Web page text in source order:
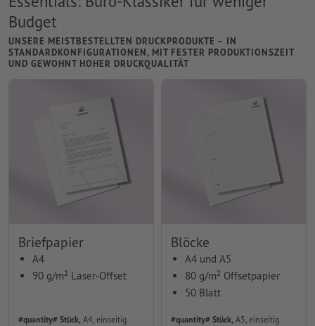
Budget
UNSERE MEISTBESTELLTEN DRUCKPRODUKTE – IN
STANDARDKONFIGURATIONEN, MIT FESTER PRODUKTIONSZEIT
UND GEWOHNT HOHER DRUCKQUALITÄT
Briefpapier
A4
90 g/m² Laser-Offset
#quantity# Stück, A4, einseitig
Blöcke
A4 und A5
80 g/m² Offsetpapier
50 Blatt
#quantity# Stück, A5, einseitig